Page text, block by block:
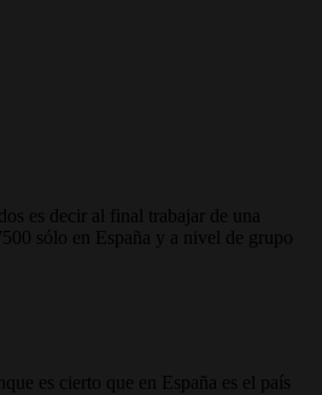
es decir al final trabajar de una
sólo en España y a nivel de grupo
es cierto que en España es el país